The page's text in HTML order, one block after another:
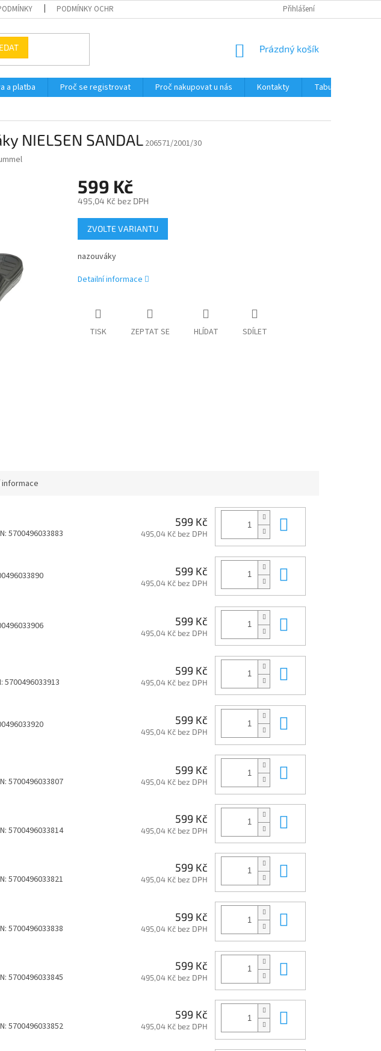
PODMÍNKY OCHRANY OSOBNÍCH ÚDAJŮ JAK OVĚŘUJEME RECENZE NAŠEHO E-SHOPU ?
Přihlášení
NÁKUPNÍ
Prázdný košík
a platba Proč se registrovat Proč nakupovat u nás Kontakty
Tabulka velikostí
NIELSEN SANDAL 206571/2001/30
599 Kč
495,04 Kč bez DPH
Měrná
cena:
ZVOLTE VARIANTU
nazouváky
Detailní informace
TISK ZEPTAT SE HLÍDAT SDÍLET
5700496033883
599 Kč
495,04 Kč bez DPH
599 Kč
495,04 Kč bez DPH
599 Kč
495,04 Kč bez DPH
5700496033913
599 Kč
495,04 Kč bez DPH
599 Kč
495,04 Kč bez DPH
5700496033807
599 Kč
495,04 Kč bez DPH
5700496033814
599 Kč
495,04 Kč bez DPH
5700496033821
599 Kč
495,04 Kč bez DPH
5700496033838
599 Kč
495,04 Kč bez DPH
5700496033845
599 Kč
495,04 Kč bez DPH
5700496033852
599 Kč
495,04 Kč bez DPH